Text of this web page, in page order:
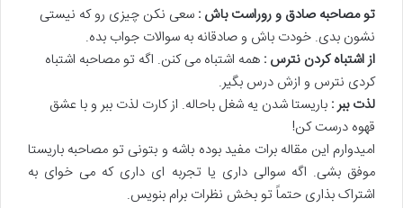
تو مصاحبه صادق و روراست باش : سعی نکن چیزی رو که نیستی
نشون بدی. خودت باش و صادقانه به سوالات جواب بده.
از اشتباه کردن نترس : همه اشتباه می کنن. اگه تو مصاحبه اشتباه
کردی نترس و ازش درس بگیر.
لذت ببر : باریستا شدن یه شغل باحاله. از کارت لذت ببر و با عشق
قهوه درست کن!
امیدوارم این مقاله برات مفید بوده باشه و بتونی تو مصاحبه باریستا
موفق بشی. اگه سوالی داری یا تجربه ای داری که می خوای به
اشتراک بذاری حتماً تو بخش نظرات برام بنویس.